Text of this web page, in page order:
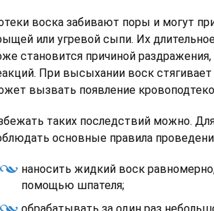
воска забивают поры и могут
или угревой сыпи. Их
становится причиной раздражения,
При высыхании воск
вызвать появление
таких последствий можно.
основные правила
наносить жидкий воск
помощью шпателя;